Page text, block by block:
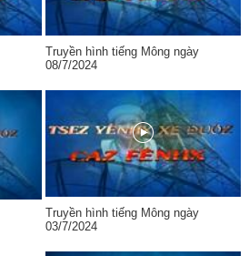
Truyền hình tiếng Mông ngày
08/7/2024
Truyền hình tiếng Mông ngày
03/7/2024